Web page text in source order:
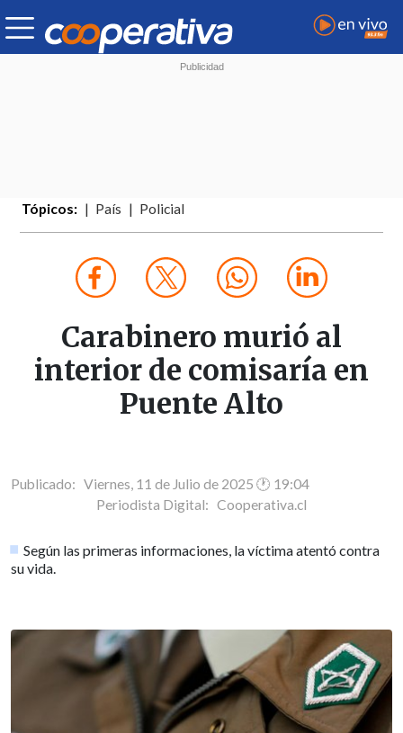
Tópicos: País Policial
Carabinero murió al
interior de comisaría en
Puente Alto
Publicado: Viernes, 11 de Julio de 2025 🕐 19:04
Periodista Digital: Cooperativa.cl
Según las primeras informaciones, la víctima atentó contra
su vida.